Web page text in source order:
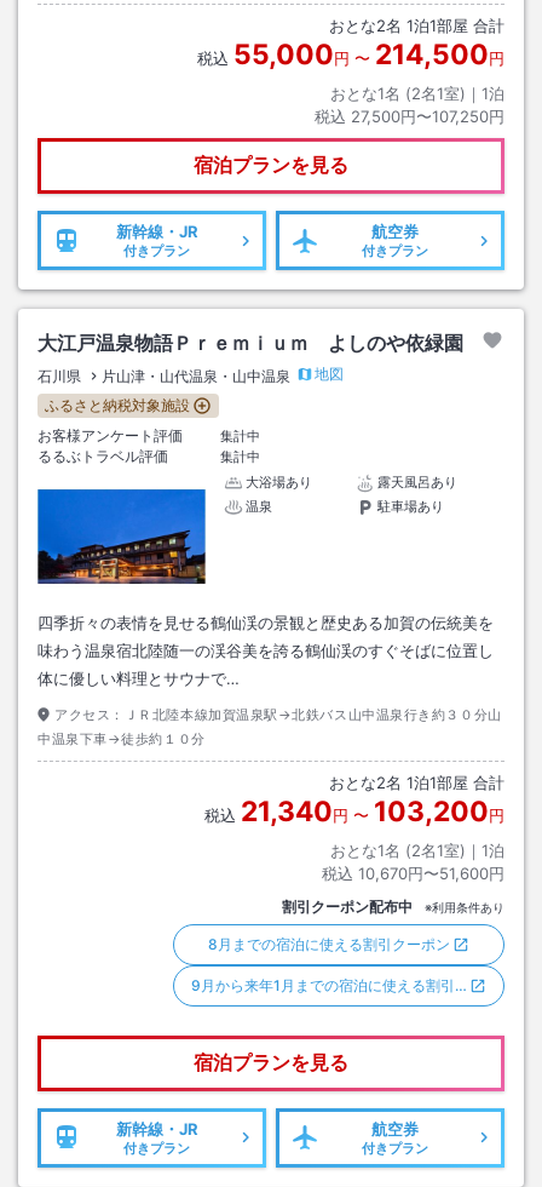
０分山中温泉下車→徒歩約１０分
おとな2名 1泊1部屋 合計
税込 55,000円 〜 214,500円
おとな1名 (2名1室)｜ 1泊
税込 27,500円〜107,250円
宿泊プランを見る
新幹線・JR
付きプラン
航空券
付きプラン
大江戸温泉物語Ｐｒｅｍｉｕｍ よしのや依緑園
石川県 片山津・山代温泉・山中温泉
地図
ふるさと納税対象施設
お客様アンケート評価
集計中
るるぶトラベル評価
集計中
大浴場あり
露天風呂あり
温泉
駐車場あり
四季折々の表情を見せる鶴仙渓の景観と歴史ある加賀の伝統美を
味わう温泉宿北陸随一の渓谷美を誇る鶴仙渓のすぐそばに位置し
体に優しい料理とサウナで…
アクセス：
ＪＲ北陸本線加賀温泉駅→北鉄バス山中温泉行き約３０分山
中温泉下車→徒歩約１０分
おとな2名 1泊1部屋 合計
税込 21,340円 〜 103,200円
おとな1名 (2名1室)｜ 1泊
税込 10,670円〜51,600円
割引クーポン配布中 ※利用条件あり
8月までの宿泊に使える割引クーポン
9月から来年1月までの宿泊に使える割引…
宿泊プランを見る
新幹線・JR
付きプラン
航空券
付きプラン